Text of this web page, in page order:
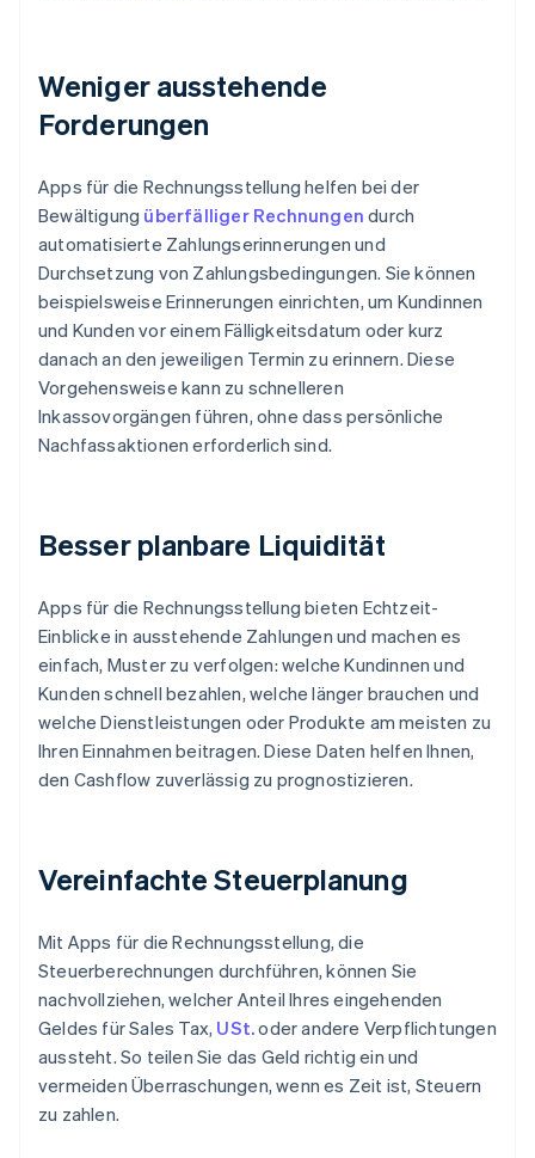
Weniger ausstehende
Forderungen
Apps für die Rechnungsstellung helfen bei der
Bewältigung überfälliger Rechnungen durch
automatisierte Zahlungserinnerungen und
Durchsetzung von Zahlungsbedingungen. Sie können
beispielsweise Erinnerungen einrichten, um Kundinnen
und Kunden vor einem Fälligkeitsdatum oder kurz
danach an den jeweiligen Termin zu erinnern. Diese
Vorgehensweise kann zu schnelleren
Inkassovorgängen führen, ohne dass persönliche
Nachfassaktionen erforderlich sind.
Besser planbare Liquidität
Apps für die Rechnungsstellung bieten Echtzeit-
Einblicke in ausstehende Zahlungen und machen es
einfach, Muster zu verfolgen: welche Kundinnen und
Kunden schnell bezahlen, welche länger brauchen und
welche Dienstleistungen oder Produkte am meisten zu
Ihren Einnahmen beitragen. Diese Daten helfen Ihnen,
den Cashflow zuverlässig zu prognostizieren.
Vereinfachte Steuerplanung
Mit Apps für die Rechnungsstellung, die
Steuerberechnungen durchführen, können Sie
nachvollziehen, welcher Anteil Ihres eingehenden
Geldes für Sales Tax, USt.oder andere Verpflichtungen
aussteht. So teilen Sie das Geld richtig ein und
vermeiden Überraschungen, wenn es Zeit ist, Steuern
zu zahlen.